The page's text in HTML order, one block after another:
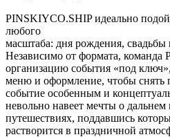
PINSKIYCO.SHIP идеально
любого
масштаба: дня рождения, свадьбы
Независимо от формата, команда
организацию события «под
меню и оформление, чтобы снять
событие особенным и
невольно навеет мечты о
путешествиях, поддавшись
растворится в праздничной